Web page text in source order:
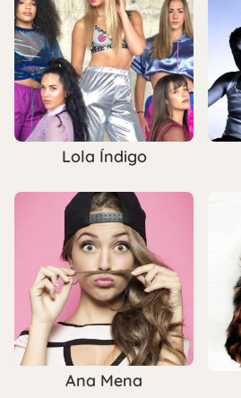
Lola Índigo
Ana Mena